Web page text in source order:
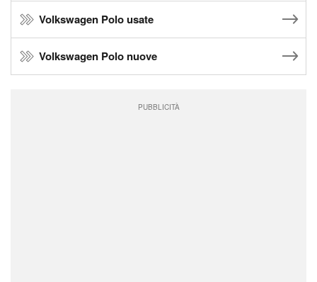
Volkswagen Polo usate
Volkswagen Polo nuove
PUBBLICITÀ